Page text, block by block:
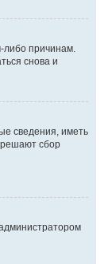
либо причинам.
снова и
сведения, иметь
сбор